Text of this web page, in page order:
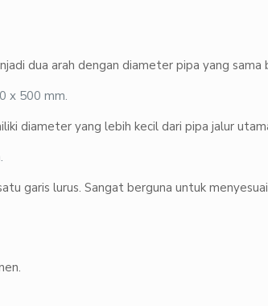
dua arah dengan diameter pipa yang sama
x 500 mm.
diameter yang lebih kecil dari pipa jalur
garis lurus. Sangat berguna untuk